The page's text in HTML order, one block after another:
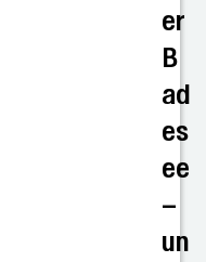
er
B
ad
es
ee
–
un